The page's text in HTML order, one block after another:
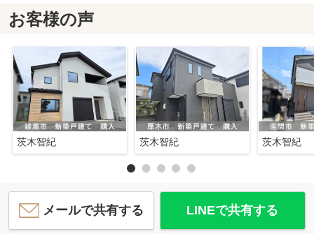
お客様の声
茨木智紀 茨木智紀 茨木智紀
メールで共有する LINEで共有する